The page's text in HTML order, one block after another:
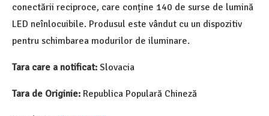
conectării reciproce, care conține 140 de surse de lumină
LED neînlocuibile. Produsul este vândut cu un dispozitiv
pentru schimbarea modurilor de iluminare.
Tara care a notificat: Slovacia
Tara de Originie: Republica Populară Chineză